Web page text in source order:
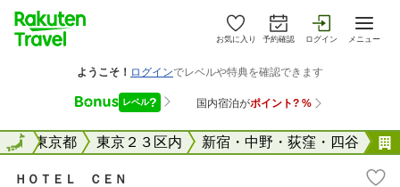
お気に入り 予約確認 ログイン メニュー
全国東京都 東京２３区内 新宿・中野・荻窪・四谷
全国
ＨＯＴＥＬ ＣＥＮ